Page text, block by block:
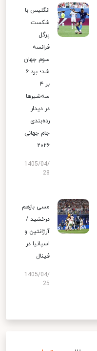
انگلیس با
شکست
پرگل
فرانسه
سوم جهان
شد؛ برد ۶
بر ۴
سه‌شیرها
در دیدار
رده‌بندی
جام جهانی
۲۰۲۶
1405/04/
28
مسی بازهم
درخشید /
آرژانتین و
اسپانیا در
فینال
1405/04/
25